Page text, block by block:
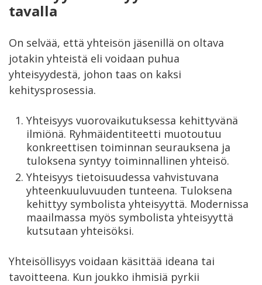
tavalla
On selvää, että yhteisön jäsenillä on oltava
jotakin yhteistä eli voidaan puhua
yhteisyydestä, johon taas on kaksi
kehitysprosessia.
Yhteisyys vuorovaikutuksessa kehittyvänä
ilmiönä. Ryhmäidentiteetti muotoutuu
konkreettisen toiminnan seurauksena ja
tuloksena syntyy toiminnallinen yhteisö.
Yhteisyys tietoisuudessa vahvistuvana
yhteenkuuluvuuden tunteena. Tuloksena
kehittyy symbolista yhteisyyttä. Modernissa
maailmassa myös symbolista yhteisyyttä
kutsutaan yhteisöksi.
Yhteisöllisyys voidaan käsittää ideana tai
tavoitteena. Kun joukko ihmisiä pyrkii